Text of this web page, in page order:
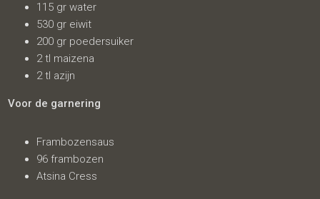
115 gr water
530 gr eiwit
200 gr poedersuiker
2 tl maizena
2 tl azijn
Voor de garnering
Frambozensaus
96 frambozen
Atsina Cress